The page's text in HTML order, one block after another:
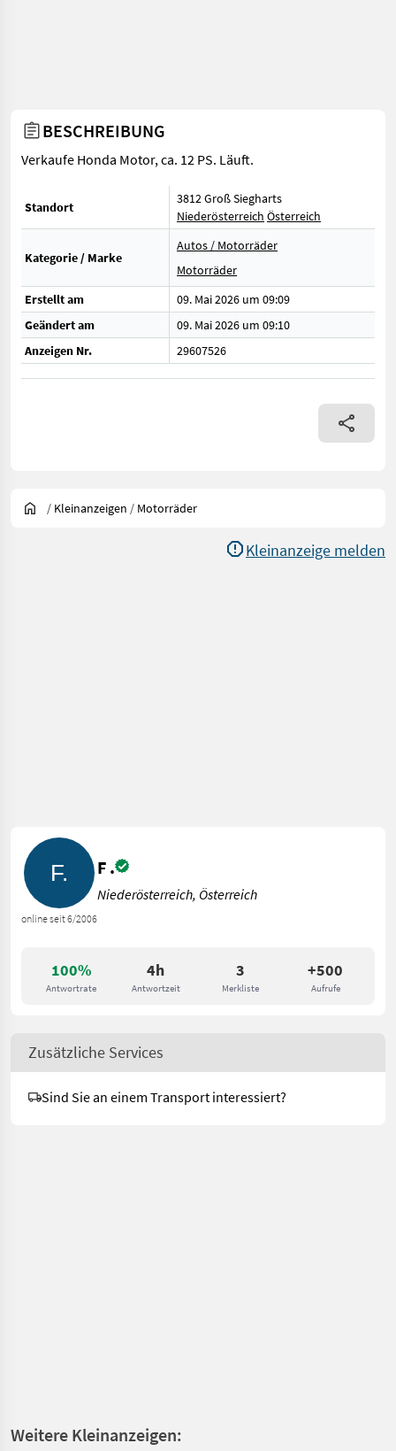
BESCHREIBUNG
Verkaufe Honda Motor, ca. 12 PS. Läuft.
Standort
3812 Groß Siegharts
Niederösterreich Österreich
Kategorie / Marke
Autos / Motorräder
Motorräder
Erstellt am
09. Mai 2026 um 09:09
Geändert am
09. Mai 2026 um 09:10
Anzeigen Nr.
29607526
/ Kleinanzeigen / Motorräder
Kleinanzeige melden
100%
Antwortrate
4h
Antwortzeit
3
Merkliste
+500
Aufrufe
online seit 6/2006
F .
Niederösterreich, Österreich
Zusätzliche Services
Sind Sie an einem Transport interessiert?
Weitere Kleinanzeigen: